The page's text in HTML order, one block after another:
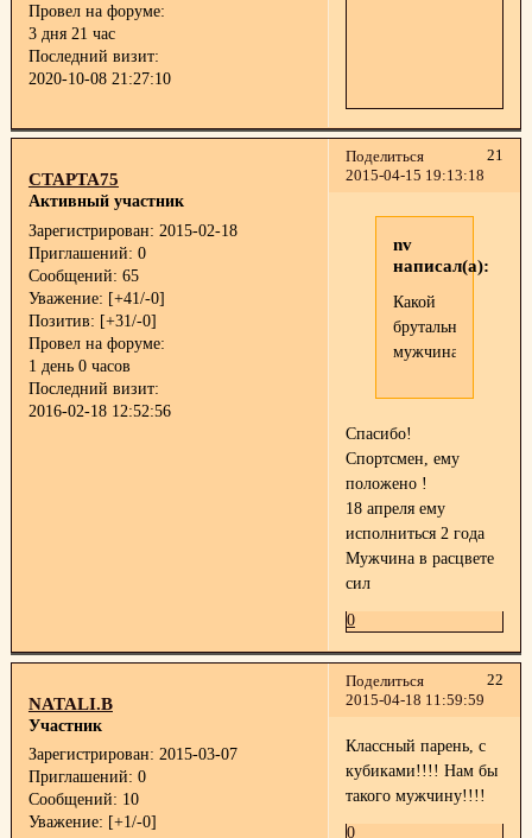
Провел на форуме:
3 дня 21 час
Последний визит:
2020-10-08 21:27:10
Поделиться
21
2015-04-15 19:13:18
СТАРТА75
Активный участник
Зарегистрирован: 2015-02-18
Приглашений: 0
Сообщений: 65
Уважение: [+41/-0]
Позитив: [+31/-0]
Провел на форуме:
1 день 0 часов
Последний визит:
2016-02-18 12:52:56
nv
написал(а):
Какой
брутальный
мужчина!
Спасибо!
Спортсмен, ему
положено !
18 апреля ему
исполниться 2 года
Мужчина в расцвете
сил
0
Поделиться
22
2015-04-18 11:59:59
NATALI.B
Участник
Зарегистрирован: 2015-03-07
Приглашений: 0
Сообщений: 10
Уважение: [+1/-0]
Классный парень, с
кубиками!!!! Нам бы
такого мужчину!!!!
0